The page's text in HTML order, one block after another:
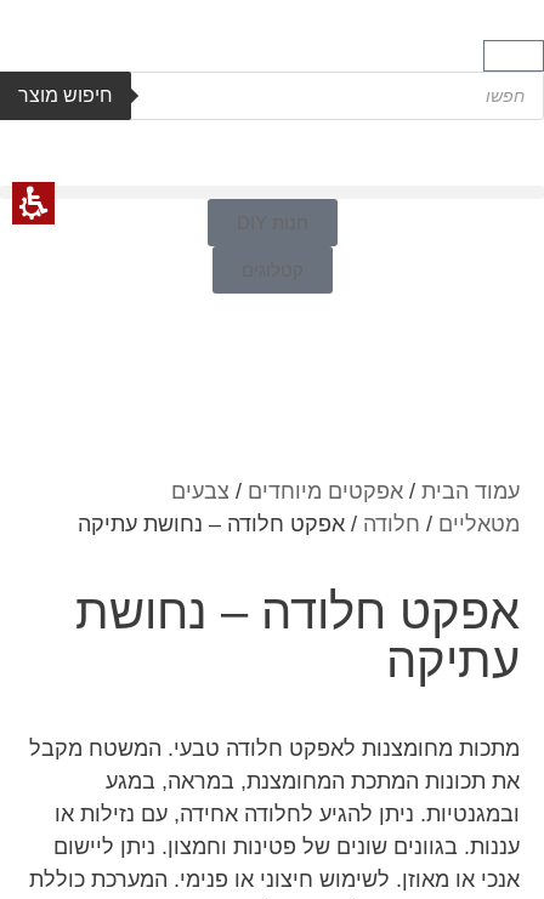
חיפוש מוצר
חנות DIY
קטלוגים
עמוד הבית / אפקטים מיוחדים / צבעים
מטאליים / חלודה / אפקט חלודה – נחושת עתיקה
אפקט חלודה – נחושת
עתיקה
מתכות מחומצנות לאפקט חלודה טבעי. המשטח מקבל
את תכונות המתכת המחומצנת, במראה, במגע
ובמגנטיות. ניתן להגיע לחלודה אחידה, עם נזילות או
עננות. בגוונים שונים של פטינות וחמצון. ניתן ליישום
אנכי או מאוזן. לשימוש חיצוני או פנימי. המערכת כוללת